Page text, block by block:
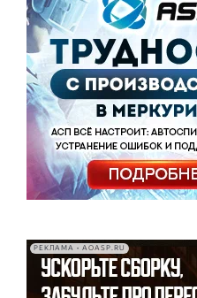
РЕКЛАМА • AOASP.RU